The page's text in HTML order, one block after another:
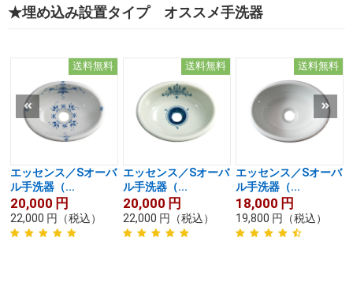
★埋め込み設置タイプ オススメ手洗器
送料無料
エッセンス／Sオーバ
ル手洗器（...
20,000 円
22,000 円 （税込）
送料無料
エッセンス／Sオーバ
ル手洗器（...
20,000 円
22,000 円 （税込）
送料無料
エッセンス／Sオーバ
ル手洗器（...
18,000 円
19,800 円 （税込）